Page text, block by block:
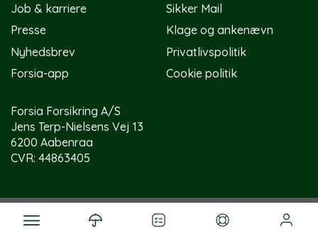
Job & karriere
Presse
Nyhedsbrev
Forsia-app
Sikker Mail
Klage og ankenævn
Privatlivspolitik
Cookie politik
Forsia Forsikring A/S
Jens Terp-Nielsens Vej 13
6200 Aabenraa
CVR: 44863405